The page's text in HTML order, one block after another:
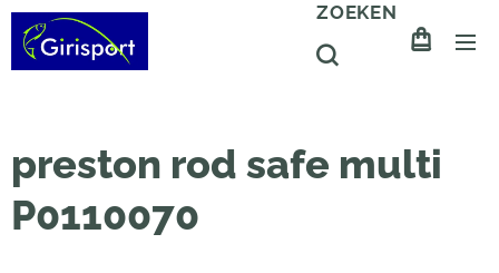
ZOEKEN
preston rod safe multi
P0110070